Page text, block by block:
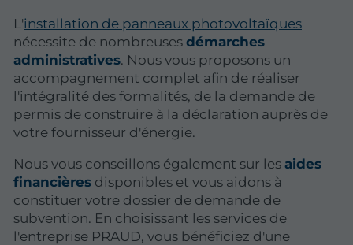
L'installation de panneaux photovoltaïques
nécessite de nombreuses démarches
administratives. Nous vous proposons un
accompagnement complet afin de réaliser
l'intégralité des formalités, de la demande de
permis de construire à la déclaration auprès de
votre fournisseur d'énergie.
Nous vous conseillons également sur les aides
financières disponibles et vous aidons à
constituer votre dossier de demande de
subvention. En choisissant les services de
l'entreprise PRAUD, vous bénéficiez d'une